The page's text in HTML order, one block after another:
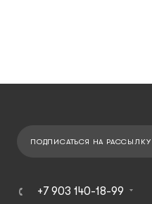
ПОДПИСАТЬСЯ НА РАССЫЛКУ
+7 903 140-18-99